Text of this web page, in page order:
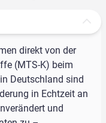
direkt von der
(MTS-K) beim
Deutschland sind
in Echtzeit an
und